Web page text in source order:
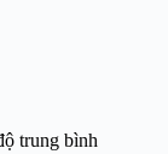
trung bình